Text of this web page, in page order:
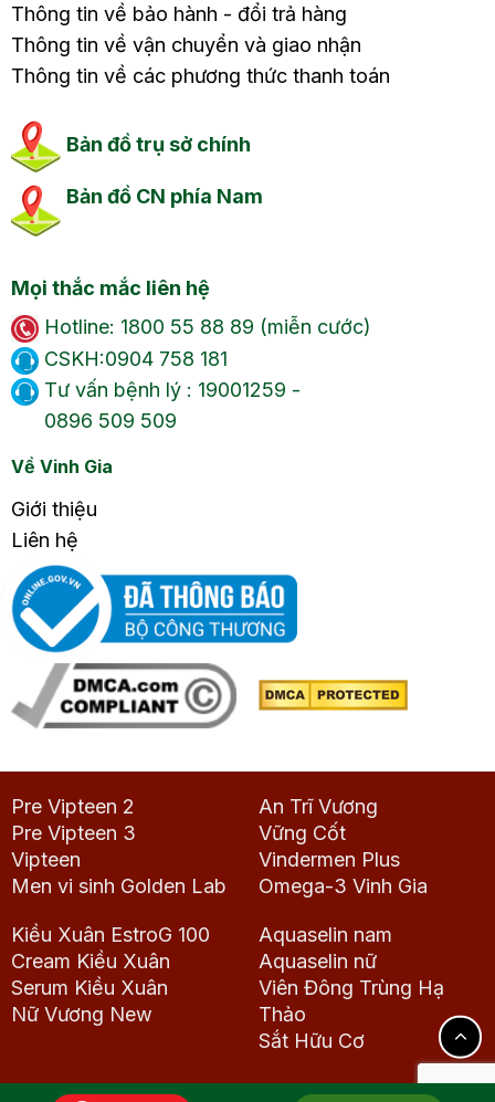
Thông tin về bảo hành - đổi trả hàng
Thông tin về vận chuyển và giao nhận
Thông tin về các phương thức thanh toán
Bản đồ trụ sở chính
Bản đồ CN phía Nam
Mọi thắc mắc liên hệ
Hotline: 1800 55 88 89 (miễn cước)
CSKH:0904 758 181
Tư vấn bệnh lý : 19001259 -
0896 509 509
Về Vinh Gia
Giới thiệu
Liên hệ
Pre Vipteen 2
Pre Vipteen 3
Vipteen
Men vi sinh Golden Lab
An Trĩ Vương
Vững Cốt
Vindermen Plus
Omega-3 Vinh Gia
Kiều Xuân EstroG 100
Cream Kiều Xuân
Serum Kiều Xuân
Nữ Vương New
Aquaselin nam
Aquaselin nữ
Viên Đông Trùng Hạ
Thảo
Sắt Hữu Cơ